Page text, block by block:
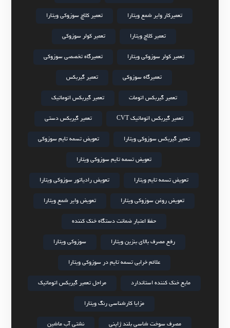
تعمیرکار وایر شمع ویتارا تعمیر کلاچ سوزوکی ویتارا
تعمیر کلاچ ویتارا تعمیر کولر سوزوکی
تعمیر کولر سوزوکی ویتارا تعمیرگاه تخصصی سوزوکی
تعمیرگاه سوزوکی تعمیر گیربکس
تعمیر گیربکس اتومات تعمیر گیربکس اتوماتیک
تعمیر گیربکس اتوماتیک CVT تعمیر گیربکس دستی
تعمیر گیربکس سوزوکی ویتارا تعویض تسمه تایم سوزوکی
تعویض تسمه تایم سوزوکی ویتارا
تعویض تسمه تایم ویتارا تعویض رادیاتور سوزوکی ویتارا
تعویض روغن سوزوکی ویتارا تعویض وایر شمع ویتارا
حفظ اعتبار ضمانت دستگاه خنک کننده
رفع مصرف بالای بنزین ویتارا سوزوکی ویتارا
علائم خرابی تسمه تایم در سوزوکی ویتارا
مایع خنک کننده استاندارد مراحل تعمیر گیربکس اتوماتیک
مزایا کارشناسی رنگ ویتارا
مصرف سوخت شاسی بلند ژاپنی نشتی آب ماشین